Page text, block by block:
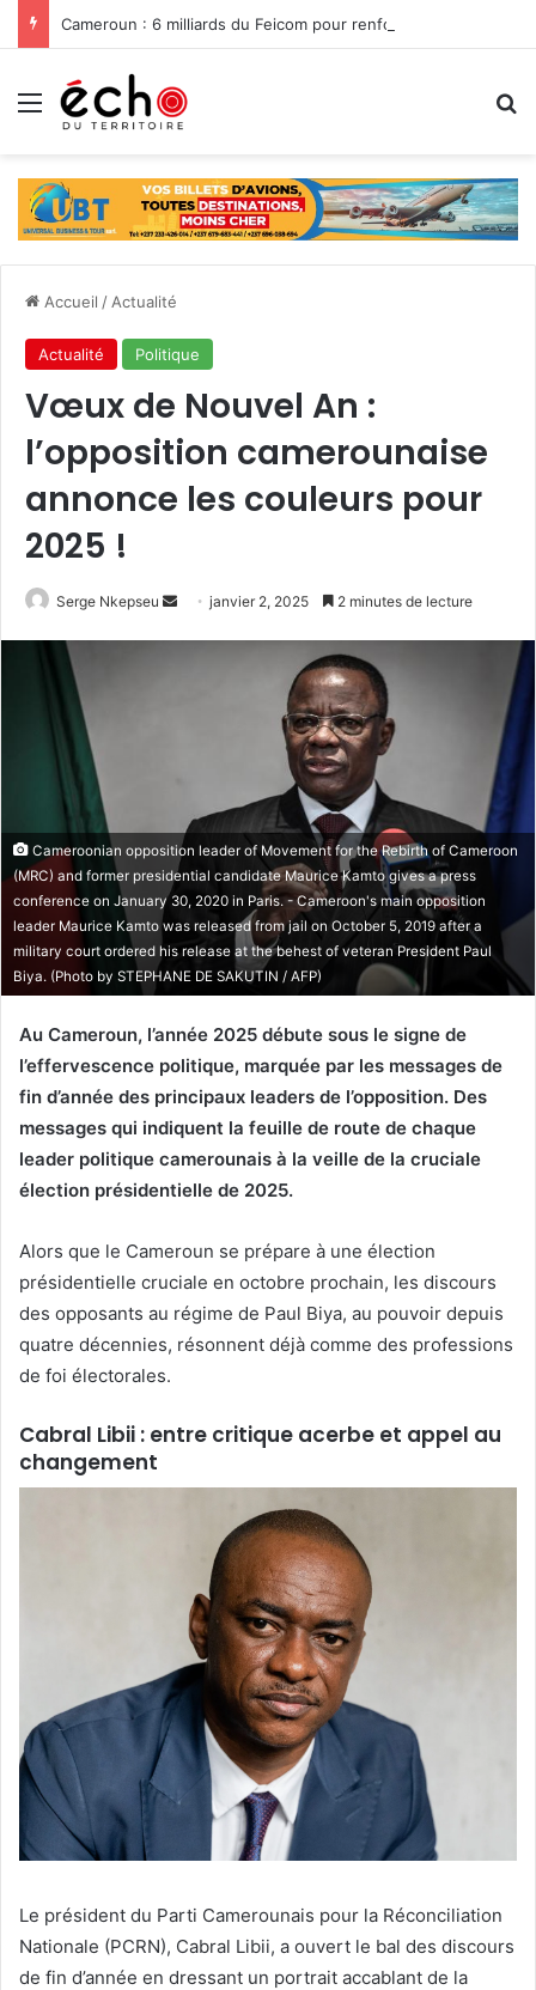
Menu
Accueil / Actualité
Actualité Politique
Vœux de Nouvel An :
l’opposition camerounaise
annonce les couleurs pour
2025 !
Serge Nkepseu
n
c
r
e
l
janvier 2, 2025 2 minutes de lecture
Cameroonian opposition leader of Movement for the Rebirth of Cameroon
(MRC) and former presidential candidate Maurice Kamto gives a press
conference on January 30, 2020 in Paris. - Cameroon's main opposition
leader Maurice Kamto was released from jail on October 5, 2019 after a
military court ordered his release at the behest of veteran President Paul
Biya. (Photo by STEPHANE DE SAKUTIN / AFP)
Au Cameroun, l’année 2025 débute sous le signe de
l’effervescence politique, marquée par les messages de
fin d’année des principaux leaders de l’opposition. Des
messages qui indiquent la feuille de route de chaque
leader politique camerounais à la veille de la cruciale
élection présidentielle de 2025.
Alors que le Cameroun se prépare à une élection
présidentielle cruciale en octobre prochain, les discours
des opposants au régime de Paul Biya, au pouvoir depuis
quatre décennies, résonnent déjà comme des professions
de foi électorales.
Cabral Libii : entre critique acerbe et appel au
changement
Le président du Parti Camerounais pour la Réconciliation
Nationale (PCRN), Cabral Libii, a ouvert le bal des discours
de fin d’année en dressant un portrait accablant de la